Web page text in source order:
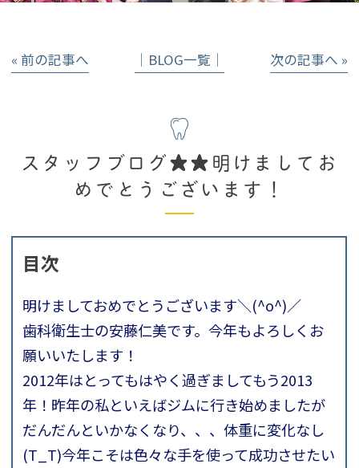
« 前の記事へ │BLOG一覧│ 次の記事へ »
スタッフブログ★★明けましてお
めでとうございます！
目次
明けましておめでとうございます＼(^o^)／
歯科衛生士の安藤仁美です。今年もよろしくお
願いいたします！
2012年はとってもはやく過ぎましてもう2013
年！昨年の私といえばジムに行き始めましたが
だんだんといかなくなり、、、体重に変化なし
(T_T)今年こそは色々な手を使って成功させたい